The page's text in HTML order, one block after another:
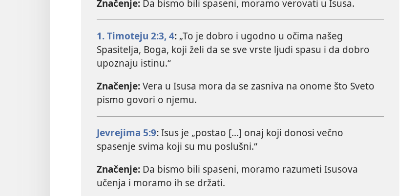
Značenje: Da bismo bili spaseni, moramo verovati u Isusa.
1. Timoteju 2:3, 4: „To je dobro i ugodno u očima našeg
Spasitelja, Boga, koji želi da se sve vrste ljudi spasu i da dobro
upoznaju istinu.“
Značenje:Vera u Isusa mora da se zasniva na onome što Sveto
pismo govori o njemu.
Jevrejima 5:9:Isus je „postao [...] onaj koji donosi večno
spasenje svima koji su mu poslušni.“
Značenje: Da bismo bili spaseni, moramo razumeti Isusova
učenja i moramo ih se držati.